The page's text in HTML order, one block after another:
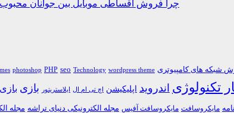
چرا فروش اقساطی موبایل بین جوانان
photoshop PHP seo Technology wordpress theme شبکه های کامپیوتری
تکنولوژی اندروید اپلیکیشن اچ تی ام ال ایلاستریتور بازی
مایکروسافت مایکروسافت آفیس مجله الکترونیکی دنیای تراشه مجله